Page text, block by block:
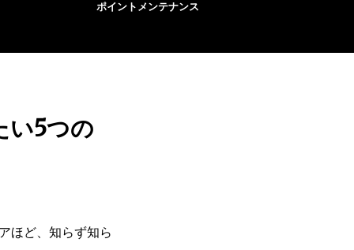
ポイントメンテナンス
い5つの
ほど、知らず知ら